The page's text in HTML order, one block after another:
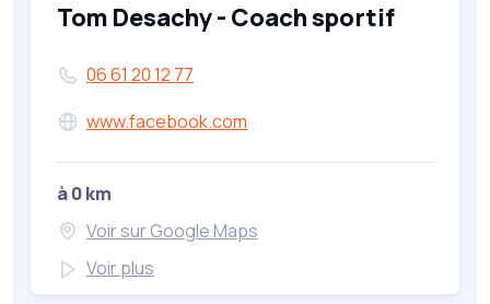
Tom Desachy - Coach sportif
06 61 20 12 77
www.facebook.com
à 0 km
Voir sur Google Maps
Voir plus